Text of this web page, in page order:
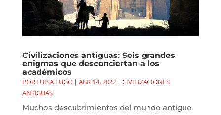
Civilizaciones antiguas: Seis grandes
enigmas que desconciertan a los
académicos
POR LUISA LUGO| ABR 14, 2022| CIVILIZACIONES
ANTIGUAS
Muchos descubrimientos del mundo antiguo